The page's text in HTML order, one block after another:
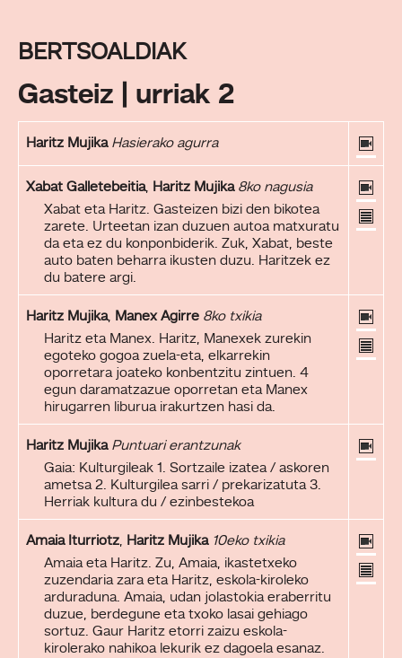
BERTSOALDIAK
Gasteiz | urriak 2
Haritz Mujika Hasierako agurra
Xabat Galletebeitia, Haritz Mujika 8ko nagusia
Xabat eta Haritz. Gasteizen bizi den bikotea
zarete. Urteetan izan duzuen autoa matxuratu
da eta ez du konponbiderik. Zuk, Xabat, beste
auto baten beharra ikusten duzu. Haritzek ez
du batere argi.
Haritz Mujika, Manex Agirre 8ko txikia
Haritz eta Manex. Haritz, Manexek zurekin
egoteko gogoa zuela-eta, elkarrekin
oporretara joateko konbentzitu zintuen. 4
egun daramatzazue oporretan eta Manex
hirugarren liburua irakurtzen hasi da.
Haritz Mujika Puntuari erantzunak
Gaia: Kulturgileak 1. Sortzaile izatea / askoren
ametsa 2. Kulturgilea sarri / prekarizatuta 3.
Herriak kultura du / ezinbestekoa
Amaia Iturriotz, Haritz Mujika 10eko txikia
Amaia eta Haritz. Zu, Amaia, ikastetxeko
zuzendaria zara eta Haritz, eskola-kiroleko
arduraduna. Amaia, udan jolastokia eraberritu
duzue, berdegune eta txoko lasai gehiago
sortuz. Gaur Haritz etorri zaizu eskola-
kirolerako nahikoa lekurik ez dagoela esanaz.